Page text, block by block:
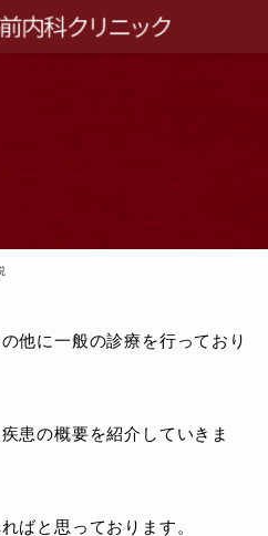
他に一般の診療を行っており
患の概要を紹介していきま
ばと思っております。